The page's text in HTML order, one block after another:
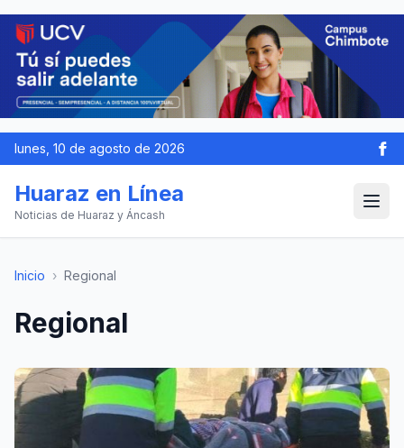
lunes, 10 de agosto de 2026
Huaraz en Línea
Noticias de Huaraz y Áncash
Inicio › Regional
Regional